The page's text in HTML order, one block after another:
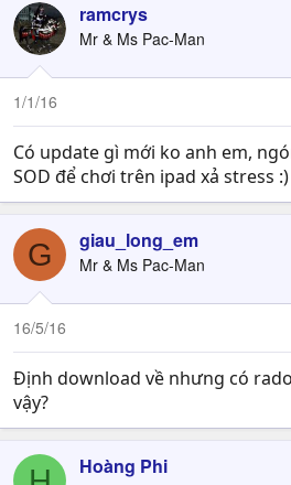
ramcrys
Mr & Ms Pac-Man
1/1/16
Có update gì mới ko anh em,
SOD để chơi trên ipad xả stress :)
G giau_long_em
Mr & Ms Pac-Man
16/5/16
Định download về nhưng có
vậy?
Hoàng Phi